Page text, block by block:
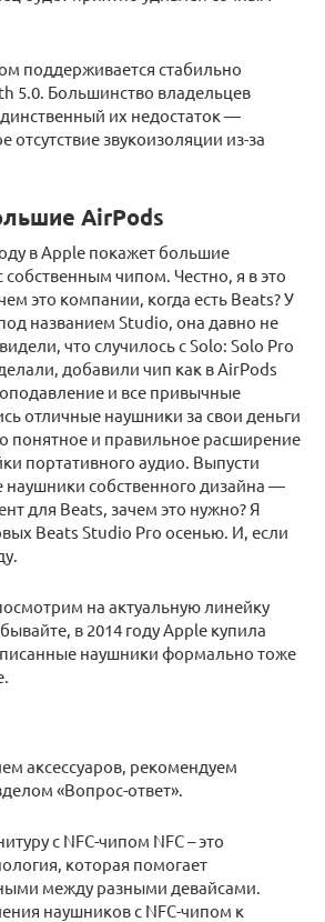
поддерживается стабильно
5.0. Большинство владельцев
их недостаток —
отсутствие звукоизоляции из-за
AirPods
в Apple покажет большие
чипом. Честно, я в это
это компании, когда есть Beats? У
названием Studio, она давно не
что случилось с Solo: Solo Pro
добавили чип как в AirPods
и все привычные
отличные наушники за свои деньги
понятное и правильное расширение
портативного аудио. Выпусти
собственного дизайна —
для Beats, зачем это нужно? Я
Beats Studio Pro осенью. И, если
на актуальную линейку
в 2014 году Apple купила
наушники формально тоже
аксессуаров, рекомендуем
«Вопрос-ответ».
с NFC-чипом NFC – это
которая помогает
между разными девайсами.
наушников с NFC-чипом к